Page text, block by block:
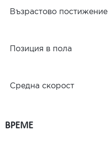
Възрастово постижение
Позиция в пола
Средна скорост
ВРЕМЕ